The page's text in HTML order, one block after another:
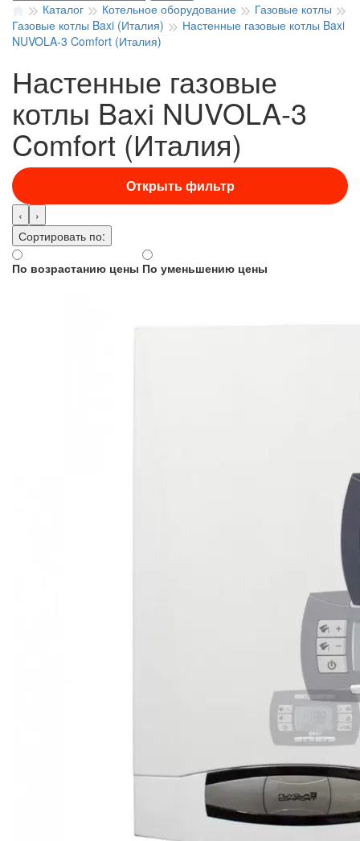
Каталог
Котельное оборудование
Газовые котлы
Газовые котлы Baxi (Италия)
Настенные газовые котлы Baxi
NUVOLA-3 Comfort (Италия)
Настенные газовые
котлы Baxi NUVOLA-3
Comfort (Италия)
Открыть фильтр
‹
›
Сортировать по:
По возрастанию цены По уменьшению цены